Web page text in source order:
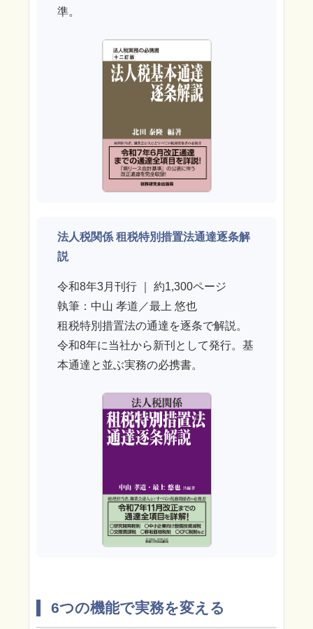
準。
法人税関係 租税特別措置法通達逐条解
説
令和8年3月刊行 ｜ 約1,300ページ
執筆：中山 孝道／最上 悠也
租税特別措置法の通達を逐条で解説。
令和8年に当社から新刊として発行。基
本通達と並ぶ実務の必携書。
6つの機能で実務を変える